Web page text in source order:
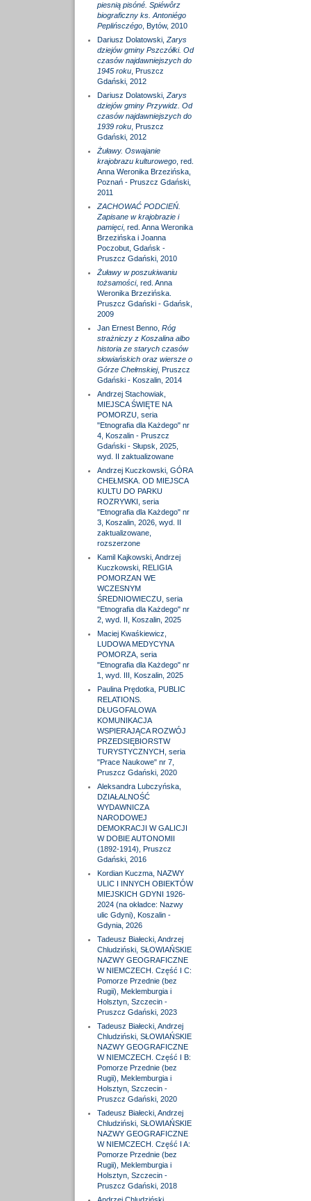
piesnią pisóné. Spiéwôrz
biograficzny ks. Antoniégo
Peplińsczégo, Bytów, 2010
Dariusz Dolatowski, Zarys
dziejów gminy Pszczółki. Od
czasów najdawniejszych do
1945 roku, Pruszcz
Gdański, 2012
Dariusz Dolatowski, Zarys
dziejów gminy Przywidz. Od
czasów najdawniejszych do
1939 roku, Pruszcz
Gdański, 2012
Żuławy. Oswajanie
krajobrazu kulturowego, red.
Anna Weronika Brzezińska,
Poznań - Pruszcz Gdański,
2011
ZACHOWAĆ PODCIEŃ.
Zapisane w krajobrazie i
pamięci, red. Anna Weronika
Brzezińska i Joanna
Poczobut, Gdańsk -
Pruszcz Gdański, 2010
Żuławy w poszukiwaniu
tożsamości, red. Anna
Weronika Brzezińska.
Pruszcz Gdański - Gdańsk,
2009
Jan Ernest Benno, Róg
strażniczy z Koszalina albo
historia ze starych czasów
słowiańskich oraz wiersze o
Górze Chełmskiej, Pruszcz
Gdański - Koszalin, 2014
Andrzej Stachowiak,
MIEJSCA ŚWIĘTE NA
POMORZU, seria
"Etnografia dla Każdego" nr
4, Koszalin - Pruszcz
Gdański - Słupsk, 2025,
wyd. II zaktualizowane
Andrzej Kuczkowski, GÓRA
CHEŁMSKA. OD MIEJSCA
KULTU DO PARKU
ROZRYWKI, seria
"Etnografia dla Każdego" nr
3, Koszalin, 2026, wyd. II
zaktualizowane,
rozszerzone
Kamil Kajkowski, Andrzej
Kuczkowski, RELIGIA
POMORZAN WE
WCZESNYM
ŚREDNIOWIECZU, seria
"Etnografia dla Każdego" nr
2, wyd. II, Koszalin, 2025
Maciej Kwaśkiewicz,
LUDOWA MEDYCYNA
POMORZA, seria
"Etnografia dla Każdego" nr
1, wyd. III, Koszalin, 2025
Paulina Prędotka, PUBLIC
RELATIONS.
DŁUGOFALOWA
KOMUNIKACJA
WSPIERAJĄCA ROZWÓJ
PRZEDSIĘBIORSTW
TURYSTYCZNYCH, seria
"Prace Naukowe" nr 7,
Pruszcz Gdański, 2020
Aleksandra Lubczyńska,
DZIAŁALNOŚĆ
WYDAWNICZA
NARODOWEJ
DEMOKRACJI W GALICJI
W DOBIE AUTONOMII
(1892-1914), Pruszcz
Gdański, 2016
Kordian Kuczma, NAZWY
ULIC I INNYCH OBIEKTÓW
MIEJSKICH GDYNI 1926-
2024 (na okładce: Nazwy
ulic Gdyni), Koszalin -
Gdynia, 2026
Tadeusz Białecki, Andrzej
Chludziński, SŁOWIAŃSKIE
NAZWY GEOGRAFICZNE
W NIEMCZECH. Część I C:
Pomorze Przednie (bez
Rugii), Meklemburgia i
Holsztyn, Szczecin -
Pruszcz Gdański, 2023
Tadeusz Białecki, Andrzej
Chludziński, SŁOWIAŃSKIE
NAZWY GEOGRAFICZNE
W NIEMCZECH. Część I B:
Pomorze Przednie (bez
Rugii), Meklemburgia i
Holsztyn, Szczecin -
Pruszcz Gdański, 2020
Tadeusz Białecki, Andrzej
Chludziński, SŁOWIAŃSKIE
NAZWY GEOGRAFICZNE
W NIEMCZECH. Część I A:
Pomorze Przednie (bez
Rugii), Meklemburgia i
Holsztyn, Szczecin -
Pruszcz Gdański, 2018